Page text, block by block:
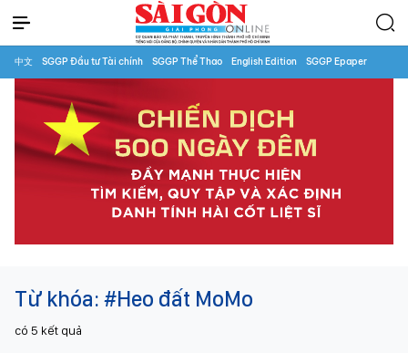
中文 SGGP Đầu tư Tài chính SGGP Thể Thao English Edition SGGP Epaper
Từ khóa: #Heo đất MoMo
có 5 kết quả